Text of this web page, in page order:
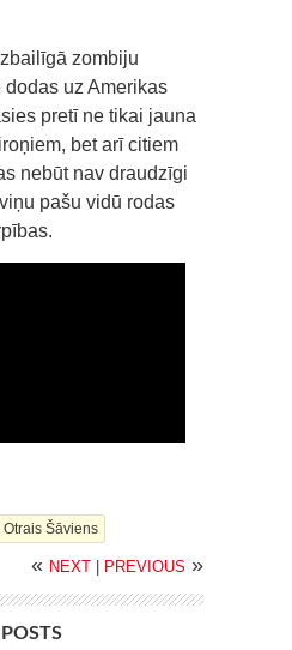
zombiju
uz Amerikas
pretī ne tikai jauna
bet arī citiem
nebūt nav draudzīgi
pašu vidū rodas
Šāviens
« NEXT PREVIOUS »